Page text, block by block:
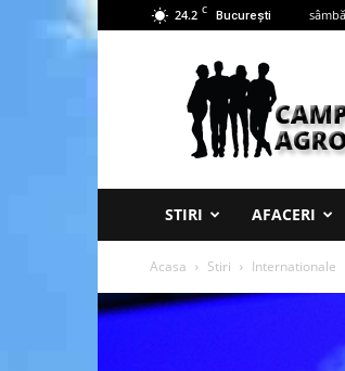
24.2 C București
Campus
Agronomie
STIRI AFACERI
Acasa Stiri Internationale